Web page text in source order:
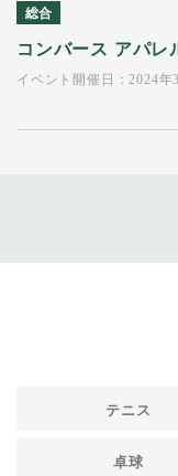
総合
コンバース アパレ
イベント開催日：2024
テニス
卓球